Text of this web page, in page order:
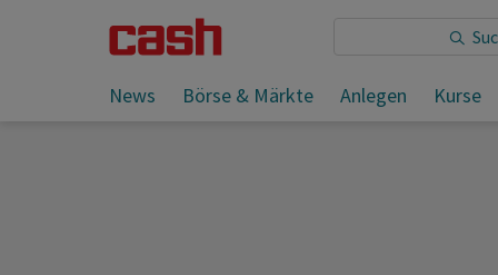
News Börse & Märkte Anlegen Kurse
Sie lesen: